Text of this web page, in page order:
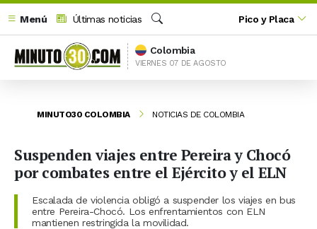
Menú
Últimas noticias
Buscar
Pico y Placa
Colombia
VIERNES 07 DE AGOSTO
MINUTO30 COLOMBIA NOTICIAS DE COLOMBIA
Suspenden viajes entre Pereira y Chocó
por combates entre el Ejército y el ELN
Escalada de violencia obligó a suspender los viajes en bus
entre Pereira-Chocó. Los enfrentamientos con ELN
mantienen restringida la movilidad.